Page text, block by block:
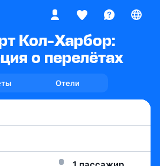
Кол-Харбор:
о перелётах
Отели